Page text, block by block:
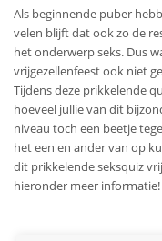
Als beginnende puber
velen blijft dat ook zo de
het onderwerp seks. Dus
vrijgezellenfeest ook niet
Tijdens deze prikkelende
hoeveel jullie van dit
niveau toch een beetje
het een en ander van op
dit prikkelende seksquiz
hieronder meer informatie!